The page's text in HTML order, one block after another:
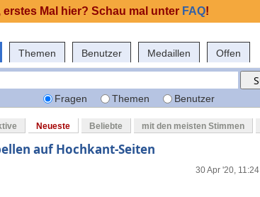
Themen Benutzer Medaillen Offen
Fragen Themen Benutzer
Neueste Beliebte mit den meisten Stimmen
auf Hochkant-Seiten
30 Apr '20, 11:24
erstes Mal hier? Schau mal unter FAQ!